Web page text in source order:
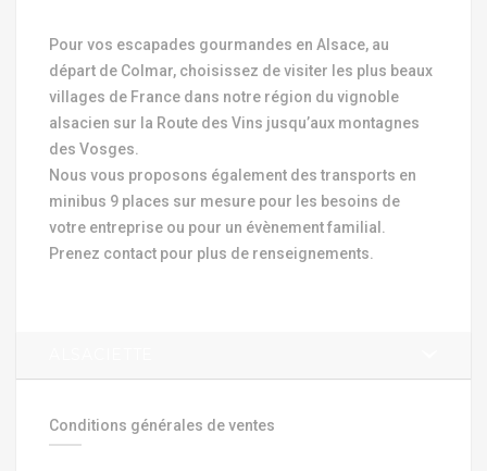
Pour vos escapades gourmandes en Alsace, au
départ de Colmar, choisissez de visiter les plus beaux
villages de France dans notre région du vignoble
alsacien sur la Route des Vins jusqu’aux montagnes
des Vosges.
Nous vous proposons également des transports en
minibus 9 places sur mesure pour les besoins de
votre entreprise ou pour un évènement familial.
Prenez contact pour plus de renseignements.
Conditions générales de ventes